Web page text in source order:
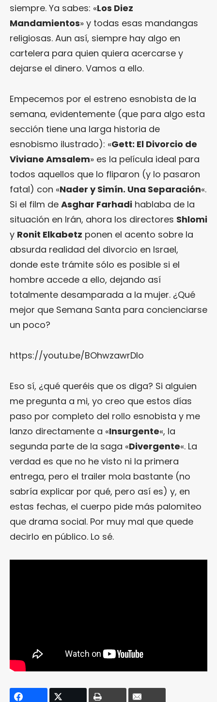
siempre. Ya sabes: «Los Diez
Mandamientos» y todas esas mandangas
religiosas. Aun así, siempre hay algo en
cartelera para quien quiera acercarse y
dejarse el dinero. Vamos a ello.
Empecemos por el estreno esnobista de la
semana, evidentemente (que para algo esta
sección tiene una larga historia de
esnobismo ilustrado): «Gett: El Divorcio de
Viviane Amsalem» es la película ideal para
todos aquellos que lo fliparon (y lo pasaron
fatal) con «Nader y Simín. Una Separación«.
Si el film de Asghar Farhadi hablaba de la
situación en Irán, ahora los directores Shlomi
y Ronit Elkabetz ponen el acento sobre la
absurda realidad del divorcio en Israel,
donde este trámite sólo es posible si el
hombre accede a ello, dejando así
totalmente desamparada a la mujer. ¿Qué
mejor que Semana Santa para concienciarse
un poco?
https://youtu.be/BOhwzawrDlo
Eso sí, ¿qué queréis que os diga? Si alguien
me pregunta a mi, yo creo que estos días
paso por completo del rollo esnobista y me
lanzo directamente a «Insurgente«, la
segunda parte de la saga «Divergente«. La
verdad es que no he visto ni la primera
entrega, pero el trailer mola bastante (no
sabría explicar por qué, pero así es) y, en
estas fechas, el cuerpo pide más palomiteo
que drama social. Por muy mal que quede
decirlo en público. Lo sé.